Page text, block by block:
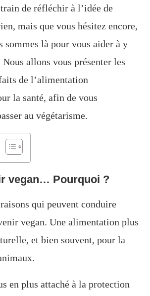
de réfléchir à l’idée de
mais que vous hésitez encore,
sommes là pour vous aider à y
allons vous présenter les
de l’alimentation
la santé, afin de vous
au végétarisme.
vegan… Pourquoi ?
qui peuvent conduire
vegan. Une alimentation plus
et bien souvent, pour la
en plus attaché à la protection